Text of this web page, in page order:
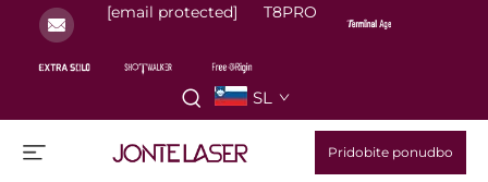
[email protected] T8PRO
SL
Pridobite ponudbo